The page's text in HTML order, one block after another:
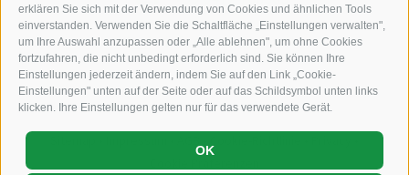
erklären Sie sich mit der Verwendung von Cookies und ähnlichen Tools
einverstanden. Verwenden Sie die Schaltfläche „Einstellungen verwalten",
um Ihre Auswahl anzupassen oder „Alle ablehnen", um ohne Cookies
fortzufahren, die nicht unbedingt erforderlich sind. Sie können Ihre
Einstellungen jederzeit ändern, indem Sie auf den Link „Cookie-
Einstellungen" unten auf der Seite oder auf das Schildsymbol unten links
klicken. Ihre Einstellungen gelten nur für das verwendete Gerät.
OK
info@staudacher.it